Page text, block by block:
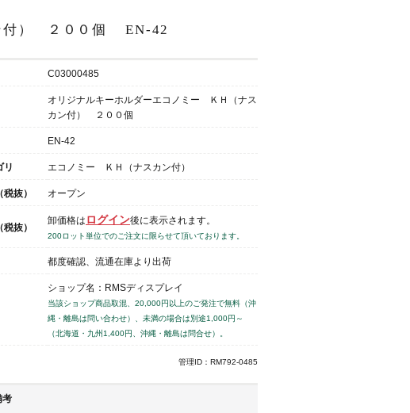
付） ２００個 EN-42
C03000485
オリジナルキーホルダーエコノミー ＫＨ（ナス
カン付） ２００個
EN-42
リ エコノミー ＫＨ（ナスカン付）
抜） オープン
抜）
卸価格は ログイン後に表示されます。
200ロット単位でのご注文に限らせて頂いております。
都度確認、流通在庫より出荷
ショップ名：RMSディスプレイ
当該ショップ商品取混、20,000円以上のご発注で無料（沖
縄・離島は問い合わせ）、未満の場合は別途1,000円～
（北海道・九州1,400円、沖縄・離島は問合せ）。
管理ID：RM792-0485
考